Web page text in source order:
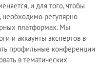
и для того, чтобы
необходимо регулярно
платформах. Мы
и аккаунты экспертов в
профильные конференции
в тематических